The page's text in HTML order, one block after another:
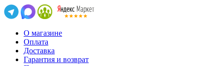
О магазине
Оплата
Доставка
Гарантия и возврат